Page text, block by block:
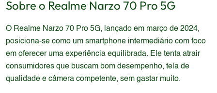
Sobre o Realme Narzo 70 Pro 5G
O Realme Narzo 70 Pro 5G, lançado em março de 2024,
posiciona-se como um smartphone intermediário com foco
em oferecer uma experiência equilibrada. Ele tenta atrair
consumidores que buscam bom desempenho, tela de
qualidade e câmera competente, sem gastar muito.